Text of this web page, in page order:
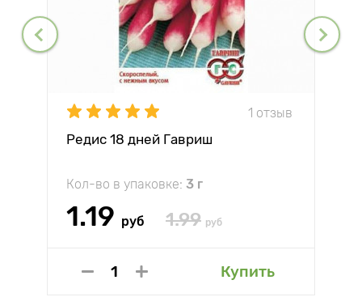
1 отзыв
Редис 18 дней Гавриш
Кол-во в упаковке: 3 г
1.19 руб 1.99 руб
Купить